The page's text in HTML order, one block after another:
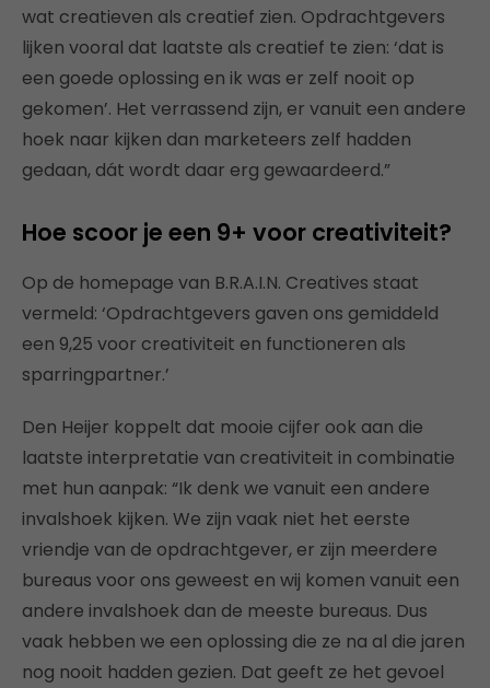
wat creatieven als creatief zien. Opdrachtgevers
lijken vooral dat laatste als creatief te zien: ‘dat is
een goede oplossing en ik was er zelf nooit op
gekomen’. Het verrassend zijn, er vanuit een andere
hoek naar kijken dan marketeers zelf hadden
gedaan, dát wordt daar erg gewaardeerd.”
Hoe scoor je een 9+ voor creativiteit?
Op de homepage van B.R.A.I.N. Creatives staat
vermeld: ‘Opdrachtgevers gaven ons gemiddeld
een 9,25 voor creativiteit en functioneren als
sparringpartner.’
Den Heijer koppelt dat mooie cijfer ook aan die
laatste interpretatie van creativiteit in combinatie
met hun aanpak: “Ik denk we vanuit een andere
invalshoek kijken. We zijn vaak niet het eerste
vriendje van de opdrachtgever, er zijn meerdere
bureaus voor ons geweest en wij komen vanuit een
andere invalshoek dan de meeste bureaus. Dus
vaak hebben we een oplossing die ze na al die jaren
nog nooit hadden gezien. Dat geeft ze het gevoel